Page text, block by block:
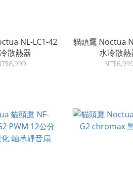
NL-LC1-42
散熱器
貓頭鷹 Noctua NL-LC1-24
水冷散熱
NT$6,999